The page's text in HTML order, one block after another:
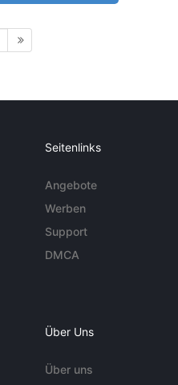
Seitenlinks
Angebote
Werben
Support
DMCA
Über Uns
Über uns